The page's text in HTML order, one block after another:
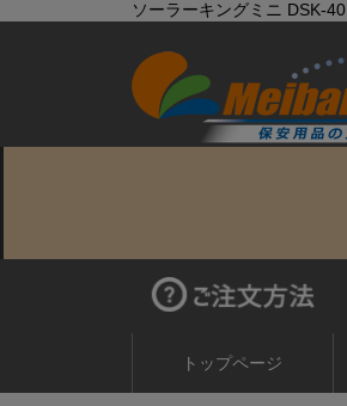
ソーラーキングミニ DSK-40
トップページ